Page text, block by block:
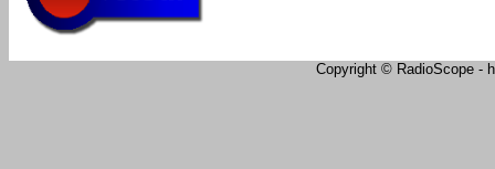
Copyright © RadioScope -